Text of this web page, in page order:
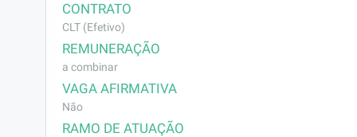
CONTRATO
CLT (Efetivo)
REMUNERAÇÃO
a combinar
VAGA AFIRMATIVA
Não
RAMO DE ATUAÇÃO